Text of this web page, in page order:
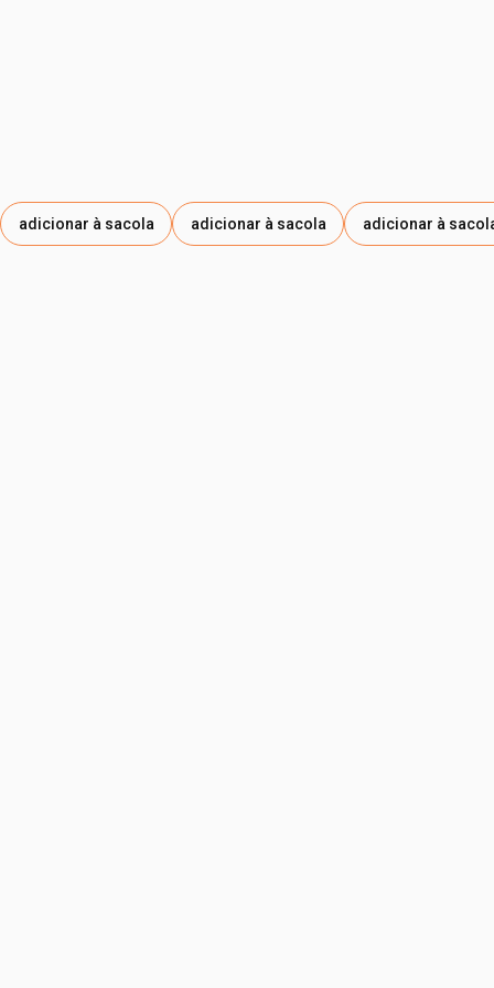
adicionar à sacola adicionar à sacola adicionar à